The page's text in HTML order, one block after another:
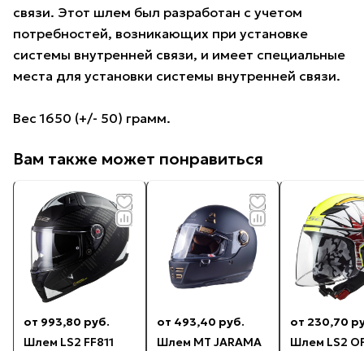
связи. Этот шлем был разработан с учетом
потребностей, возникающих при установке
системы внутренней связи, и имеет специальные
места для установки системы внутренней связи.
Вес 1650 (+/- 50) грамм.
Вам также может понравиться
от 993,80 руб.
Шлем LS2 FF811
от 493,40 руб.
Шлем MT JARAMA
от 230,70
Шлем LS2